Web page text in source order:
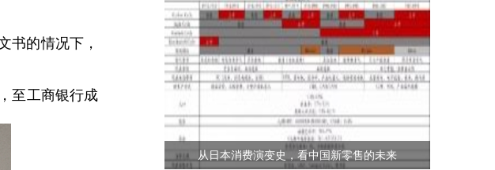
书的情况下，
至工商银行成
从日本消费演变史，看中国新零售的未来